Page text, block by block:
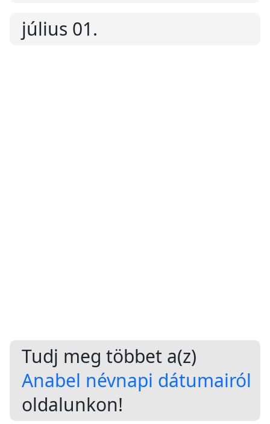
július 01.
Tudj meg többet a(z)
Anabel névnapi dátumairól
oldalunkon!